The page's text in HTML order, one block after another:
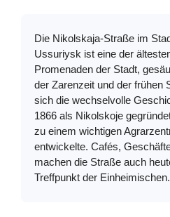
Die Nikolskaja-Straße im
Ussuriysk ist eine der
Promenaden der Stadt,
der Zarenzeit und der frühen
sich die wechselvolle
1866 als Nikolskoje
zu einem wichtigen
entwickelte. Cafés,
machen die Straße auch
Treffpunkt der Einheimischen.